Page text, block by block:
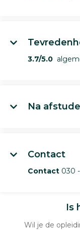
3.7/5.0
Na
Contact
Contact 030
Is
Wil je de